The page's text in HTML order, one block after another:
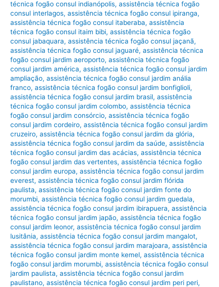
técnica fogão consul indianópolis,assistência técnica fogão
consul interlagos,assistência técnica fogão consul ipiranga,
assistência técnica fogão consul itaberaba,assistência
técnica fogão consul itaim bibi,assistência técnica fogão
consul jabaquara,assistência técnica fogão consul jaçanã,
assistência técnica fogão consul jaguaré,assistência técnica
fogão consul jardim aeroporto,assistência técnica fogão
consul jardim américa,assistência técnica fogão consul jardim
ampliação,assistência técnica fogão consul jardim anália
franco,assistência técnica fogão consul jardim bonfiglioli,
assistência técnica fogão consul jardim brasil,assistência
técnica fogão consul jardim colombo,assistência técnica
fogão consul jardim consórcio,assistência técnica fogão
consul jardim cordeiro,assistência técnica fogão consul jardim
cruzeiro,assistência técnica fogão consul jardim da glória,
assistência técnica fogão consul jardim da saúde,assistência
técnica fogão consul jardim das acácias,assistência técnica
fogão consul jardim das vertentes,assistência técnica fogão
consul jardim europa,assistência técnica fogão consul jardim
everest,assistência técnica fogão consul jardim flórida
paulista,assistência técnica fogão consul jardim fonte do
morumbi,assistência técnica fogão consul jardim guedala,
assistência técnica fogão consul jardim ibirapuera,assistência
técnica fogão consul jardim japão,assistência técnica fogão
consul jardim leonor,assistência técnica fogão consul jardim
lusitânia,assistência técnica fogão consul jardim mangalot,
assistência técnica fogão consul jardim marajoara,assistência
técnica fogão consul jardim monte kemel,assistência técnica
fogão consul jardim morumbi,assistência técnica fogão consul
jardim paulista,assistência técnica fogão consul jardim
paulistano,assistência técnica fogão consul jardim peri peri,